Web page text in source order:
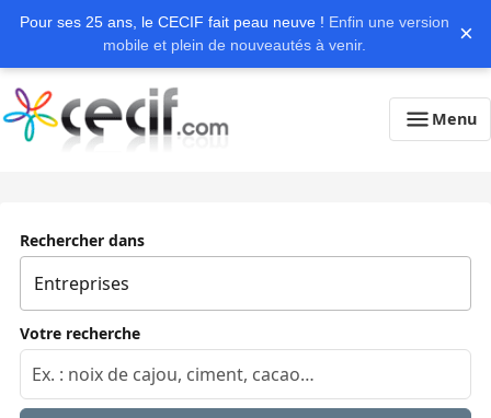
Pour ses 25 ans, le CECIF fait peau neuve ! Enfin une version
mobile et plein de nouveautés à venir.
×
Menu
Rechercher dans
Votre recherche